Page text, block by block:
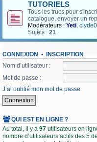
TUTORIELS
Tous les trucs pour
catalogue, envoyer un
Modérateurs : Yeti,
Sujets : 21
CONNEXION • INSCRIPTION
Nom d’utilisateur :
Mot de passe :
J’ai oublié mon mot de passe
QUI EST EN LIGNE ?
Au total, il y a 97 utilisateurs en
nombre d’utilisateurs actifs des 5